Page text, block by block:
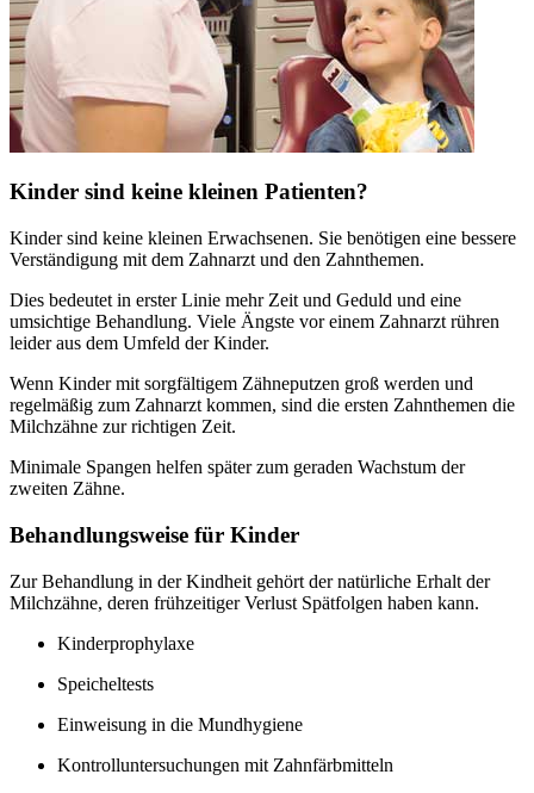
Kinder sind keine kleinen Patienten?
Kinder sind keine kleinen Erwachsenen. Sie benötigen eine bessere
Verständigung mit dem Zahnarzt und den Zahnthemen.
Dies bedeutet in erster Linie mehr Zeit und Geduld und eine
umsichtige Behandlung. Viele Ängste vor einem Zahnarzt rühren
leider aus dem Umfeld der Kinder.
Wenn Kinder mit sorgfältigem Zähneputzen groß werden und
regelmäßig zum Zahnarzt kommen, sind die ersten Zahnthemen die
Milchzähne zur richtigen Zeit.
Minimale Spangen helfen später zum geraden Wachstum der
zweiten Zähne.
Behandlungsweise für Kinder
Zur Behandlung in der Kindheit gehört der natürliche Erhalt der
Milchzähne, deren frühzeitiger Verlust Spätfolgen haben kann.
Kinderprophylaxe
Speicheltests
Einweisung in die Mundhygiene
Kontrolluntersuchungen mit Zahnfärbmitteln